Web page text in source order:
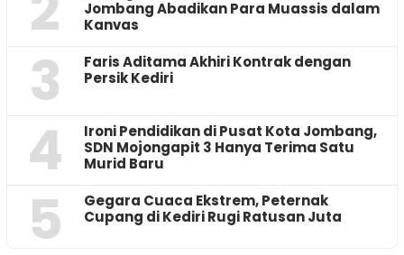
Jombang Abadikan Para Muassis dalam
Kanvas
3
Faris Aditama Akhiri Kontrak dengan
Persik Kediri
4
Ironi Pendidikan di Pusat Kota Jombang,
SDN Mojongapit 3 Hanya Terima Satu
Murid Baru
5
‎Gegara Cuaca Ekstrem, Peternak
Cupang di Kediri Rugi Ratusan Juta